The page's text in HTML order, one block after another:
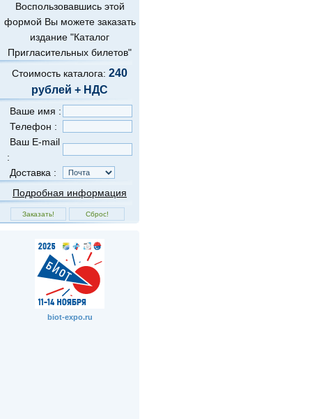
Воспользовавшись этой
формой Вы можете заказать
издание "Каталог
Пригласительных билетов"
Стоимость каталога: 240
рублей + НДС
Ваше имя :
Телефон :
Ваш E-mail
:
Доставка :
Подробная информация
biot-expo.ru